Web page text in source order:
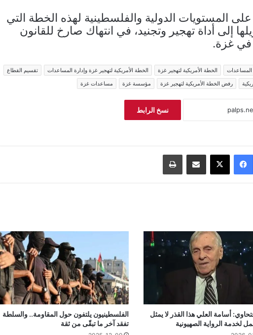
المستويات الدولية والفلسطينية لهذه الخطة التي
إلى أداة تهجير وتجنيد، في انتهاك صارخ للقانون
في غزة.
المساعدات الخطة الأمريكية لتهجير غزة الخطة الأمريكية لتهجير غزة وإدارة المساعدات
تقسيم القطاع
رفض الخطة الأمريكية لتهجير غزة مؤسسة غزة مساعدات غزة
نسخ الرابط
فيسبوك ‫X مشاركة عبر البريد طباعة
أسامة العلي هذا القذر لا يمثل
لخدمة الرواية الصهيونية
الفلسطينيون يلتفون حول المقاومة.. والسلطة
تفقد آخر ما تبقّى من ثقة